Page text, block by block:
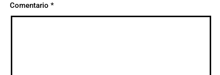
Comentario *